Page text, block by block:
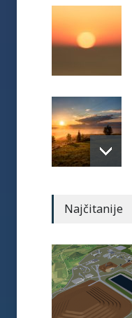
Najčitanije